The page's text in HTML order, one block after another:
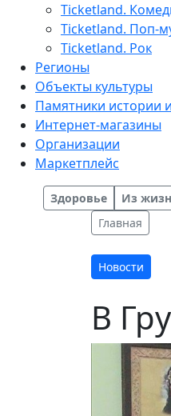
Ticketland.
Ticketland. Поп-
Ticketland. Рок
Регионы
Объекты культуры
Памятники истории
Интернет-магазины
Организации
Маркетплейс
Здоровье Из
Главная
Новости
В